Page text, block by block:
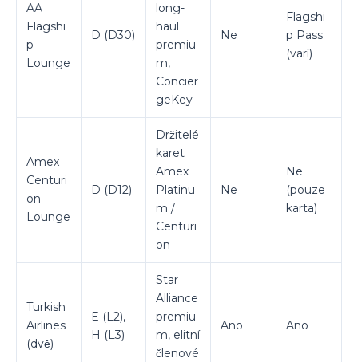
AA
Flagshi
p
Lounge
D (D30)
long-
haul
premiu
m,
Concier
geKey
Ne
Flagshi
p Pass
(varí)
Amex
Centuri
on
Lounge
D (D12)
Držitelé
karet
Amex
Platinu
m /
Centuri
on
Ne
Ne
(pouze
karta)
Turkish
Airlines
(dvě)
E (L2),
H (L3)
Star
Alliance
premiu
m, elitní
členové
Ano Ano